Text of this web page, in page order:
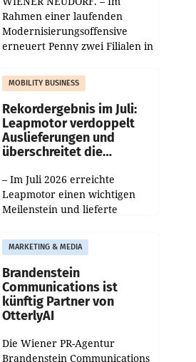
Rahmen einer laufenden
Modernisierungsoffensive
erneuert Penny zwei Filialen in
Die beiden Standorte liegen in
Haag sowie im rund
MOBILITY BUSINESS
Rekordergebnis im Juli:
Leapmotor verdoppelt
Auslieferungen und
überschreitet die
– Im Juli 2026 erreichte
Leapmotor einen wichtigen
Meilenstein und lieferte
aus, womit sich das Ergebnis
gegenüber Juli 2025 mehr als
verdoppelte (+102
MARKETING & MEDIA
Brandenstein
Communications ist
künftig Partner von
OtterlyAI
Die Wiener PR-Agentur
Brandenstein Communications